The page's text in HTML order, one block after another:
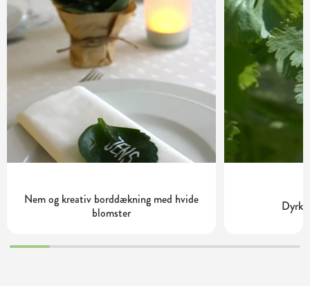
Nem og kreativ borddækning med hvide
blomster